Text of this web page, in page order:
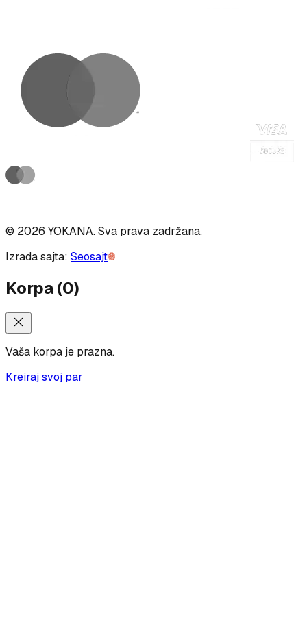
© 2026 YOKANA.Sva prava zadržana.
Izrada sajta: Seosajt
Korpa(0)
Vaša korpa je prazna.
Kreiraj svoj par